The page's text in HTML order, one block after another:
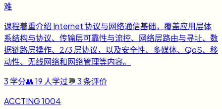
难
课程着重介绍 Internet 协议与网络通信基础，覆盖应用层体
系结构与协议、传输层可靠性与流控、网络层路由与寻址、数
据链路层操作、2/3 层协议，以及安全性、多媒体、QoS、移
动性、无线网络和网络管理等内容。
3 学分👥19 人学过💬 3条评价
ACCTING 1004